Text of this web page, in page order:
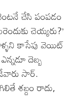
చేసి పంపడం
చెయ్యరు?’
కాసేపు వెయిట్
దెబ్బ
సార్.
శబ్దం రాదు,